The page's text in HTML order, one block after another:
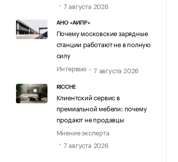
7 августа 2026
АНО «АИПР»
Почему московские зарядные
станции работают не в полную
силу
Интервью
7 августа 2026
RICCHE
Клиентский сервис в
премиальной мебели: почему
продают не продавцы
Мнение эксперта
7 августа 2026